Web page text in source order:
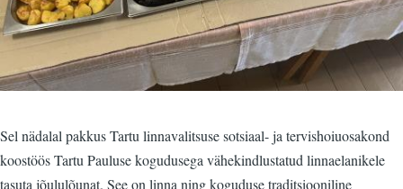
Sel nädalal pakkus Tartu linnavalitsuse sotsiaal- ja tervishoiuosakond
koostöös Tartu Pauluse kogudusega vähekindlustatud linnaelanikele
tasuta jõululõunat. See on linna ning koguduse traditsiooniline